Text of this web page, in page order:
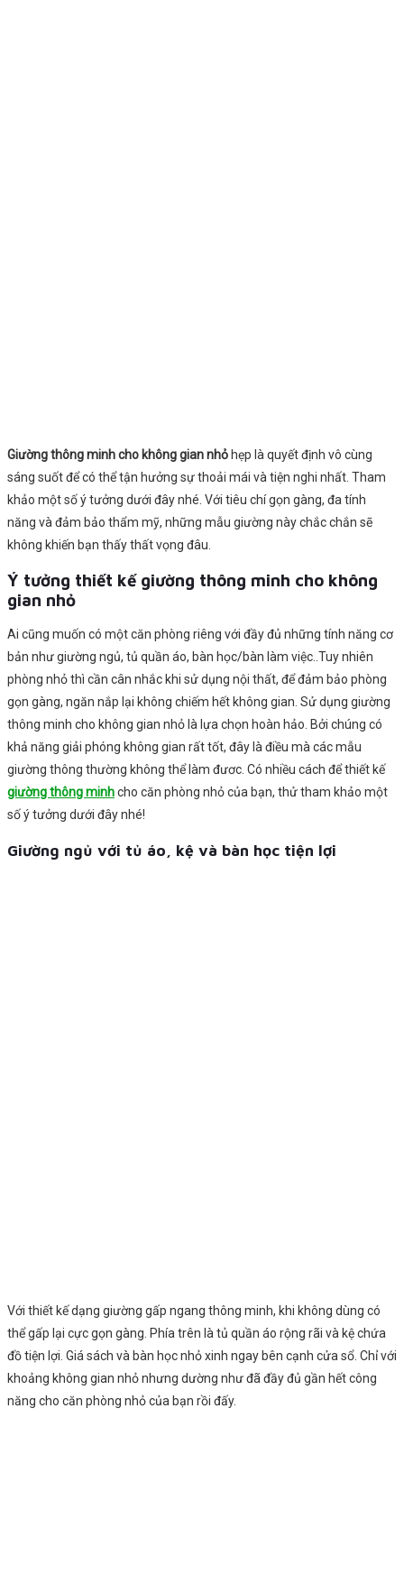
Giường thông minh cho không gian nhỏ hẹp là quyết định vô cùng
sáng suốt để có thể tận hưởng sự thoải mái và tiện nghi nhất. Tham
khảo một số ý tưởng dưới đây nhé. Với tiêu chí gọn gàng, đa tính
năng và đảm bảo thẩm mỹ, những mẫu giường này chắc chắn sẽ
không khiến bạn thấy thất vọng đâu.
Ý tưởng thiết kế giường thông minh cho không
gian nhỏ
Ai cũng muốn có một căn phòng riêng với đầy đủ những tính năng cơ
bản như giường ngủ, tủ quần áo, bàn học/bàn làm việc..Tuy nhiên
phòng nhỏ thì cần cân nhắc khi sử dụng nội thất, để đảm bảo phòng
gọn gàng, ngăn nắp lại không chiếm hết không gian. Sử dụng giường
thông minh cho không gian nhỏ là lựa chọn hoàn hảo. Bởi chúng có
khả năng giải phóng không gian rất tốt, đây là điều mà các mẫu
giường thông thường không thể làm đươc. Có nhiều cách để thiết kế
giường thông minhcho căn phòng nhỏ của bạn, thử tham khảo một
số ý tưởng dưới đây nhé!
Giường ngủ với tủ áo, kệ và bàn học tiện lợi
Với thiết kế dạng giường gấp ngang thông minh, khi không dùng có
thể gấp lại cực gọn gàng. Phía trên là tủ quần áo rộng rãi và kệ chứa
đồ tiện lợi. Giá sách và bàn học nhỏ xinh ngay bên cạnh cửa sổ. Chỉ với
khoảng không gian nhỏ nhưng dường như đã đầy đủ gần hết công
năng cho căn phòng nhỏ của bạn rồi đấy.